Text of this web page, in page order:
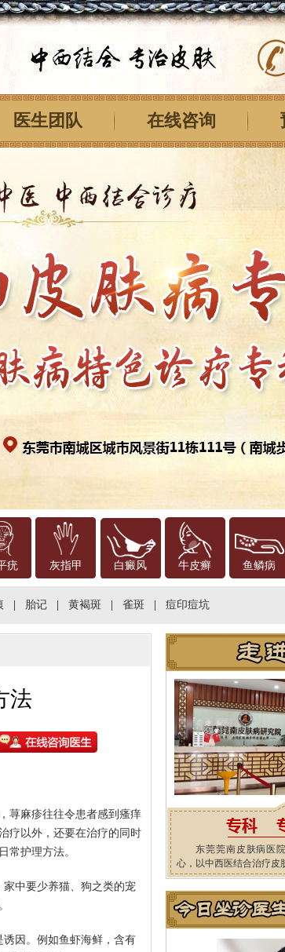
医生团队 在线咨询
疣 灰指甲 白癜风 牛皮癣 鱼鳞病
胎记 黄褐斑 雀斑 痘印痘坑
法
荨麻疹往往令患者感到瘙痒
疗以外，还要在治疗的同时
常护理方法。
中要少养猫、狗之类的宠
因。例如鱼虾海鲜，含有
东莞莞南皮肤病医
心，以中西医结合治疗皮